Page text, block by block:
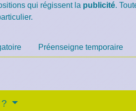
qui régissent la publicité.
Préenseigne temporaire